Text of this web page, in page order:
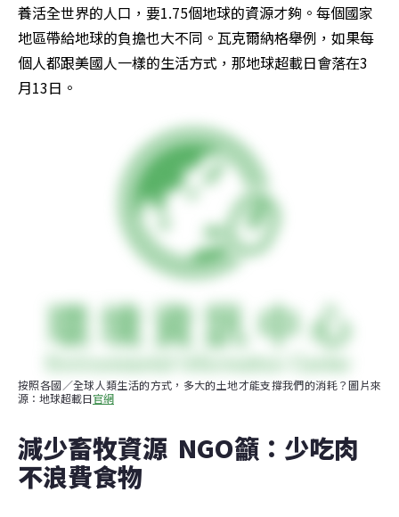
養活全世界的人口，要1.75個地球的資源才夠。每個國家
地區帶給地球的負擔也大不同。瓦克爾納格舉例，如果每
個人都跟美國人一樣的生活方式，那地球超載日會落在3
月13日。
按照各國／全球人類生活的方式，多大的土地才能支撐我們的消耗？圖片來
源：地球超載日官網
減少畜牧資源  NGO籲：少吃肉
不浪費食物